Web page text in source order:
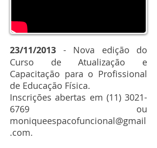
23/11/2013 - Nova edição do
Curso de Atualização e
Capacitação para o Profissional
de Educação Física.
Inscrições abertas em (11) 3021-
6769 ou
moniqueespacofuncional@gmail
.com.